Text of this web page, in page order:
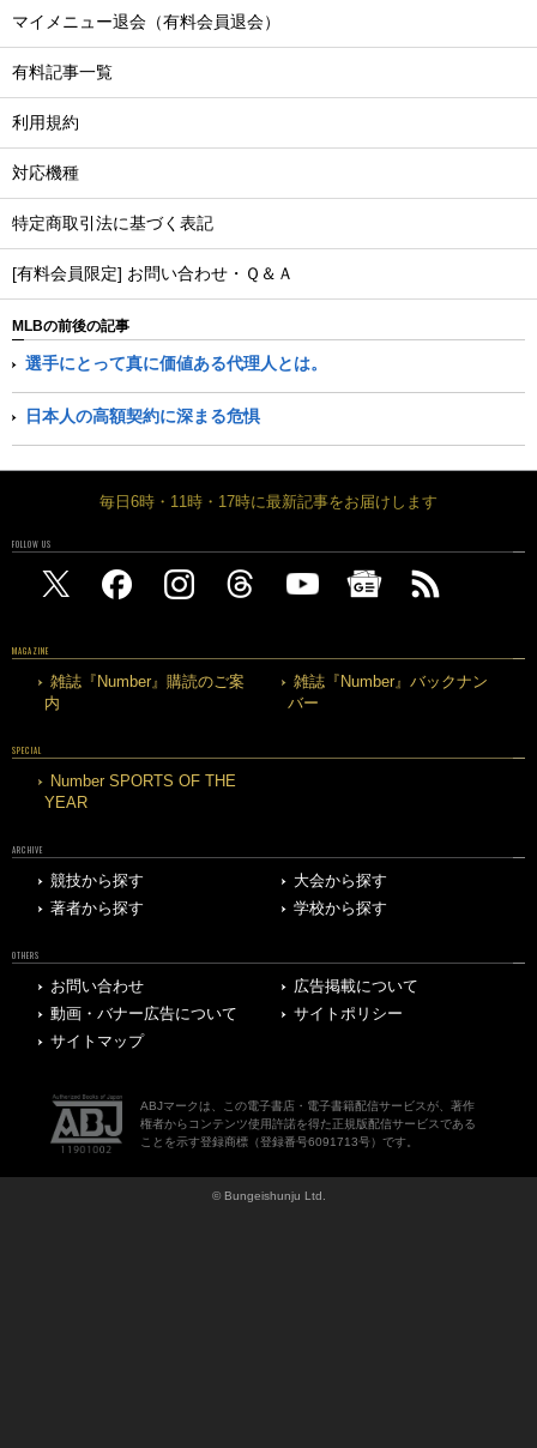
マイメニュー退会（有料会員退会）
有料記事一覧
利用規約
対応機種
特定商取引法に基づく表記
[有料会員限定] お問い合わせ・Ｑ＆Ａ
MLBの前後の記事
選手にとって真に価値ある代理人とは。
日本人の高額契約に深まる危惧
毎日6時・11時・17時に最新記事をお届けします
FOLLOW US
MAGAZINE
雑誌『Number』購読のご案
内
雑誌『Number』バックナン
バー
SPECIAL
Number SPORTS OF THE
YEAR
ARCHIVE
競技から探す
大会から探す
著者から探す
学校から探す
OTHERS
お問い合わせ
広告掲載について
動画・バナー広告について
サイトポリシー
サイトマップ
ABJマークは、この電子書店・電子書籍配信サービスが、著作
権者からコンテンツ使用許諾を得た正規版配信サービスである
ことを示す登録商標（登録番号6091713号）です。
© Bungeishunju Ltd.